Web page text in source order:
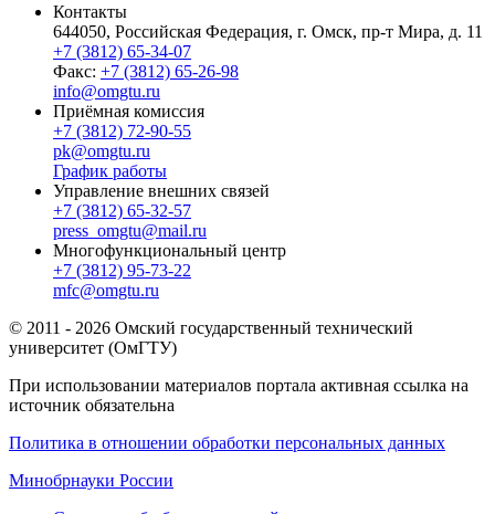
Контакты
644050, Российская Федерация, г. Омск, пр-т Мира, д. 11
+7 (3812) 65-34-07
Факс: +7 (3812) 65-26-98
info@omgtu.ru
Приёмная комиссия
+7 (3812) 72-90-55
pk@omgtu.ru
График работы
Управление внешних связей
+7 (3812) 65-32-57
press_omgtu@mail.ru
Многофункциональный центр
+7 (3812) 95-73-22
mfc@omgtu.ru
© 2011 - 2026 Омский государственный технический
университет (ОмГТУ)
При использовании материалов портала активная ссылка на
источник обязательна
Политика в отношении обработки персональных данных
Минобрнауки России